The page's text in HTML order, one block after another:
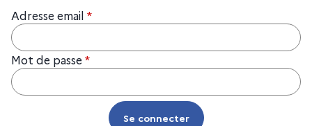
Adresse email *
Mot de passe *
Se connecter
Se connecter